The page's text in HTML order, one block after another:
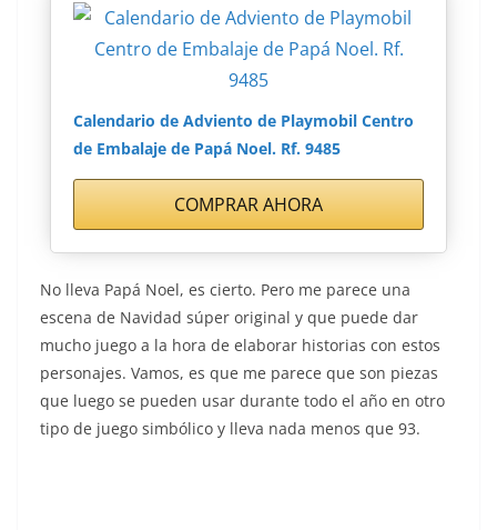
Calendario de Adviento de Playmobil Centro
de Embalaje de Papá Noel. Rf. 9485
COMPRAR AHORA
No lleva Papá Noel, es cierto. Pero me parece una
escena de Navidad súper original y que puede dar
mucho juego a la hora de elaborar historias con estos
personajes. Vamos, es que me parece que son piezas
que luego se pueden usar durante todo el año en otro
tipo de juego simbólico y lleva nada menos que 93.